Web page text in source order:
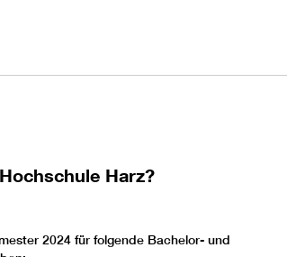
Harz?
2024 für folgende Bachelor- und